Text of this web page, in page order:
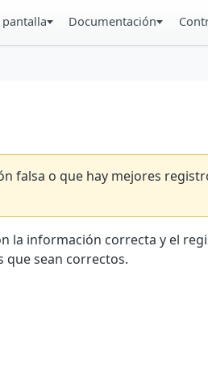
Documentación
falsa o que hay mejores
la información correcta y el
que sean correctos.